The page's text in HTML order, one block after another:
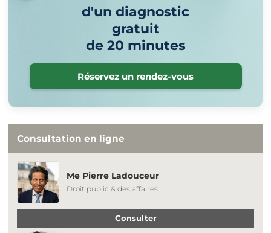
d'un diagnostic
gratuit
de 20 minutes
Réservez un rendez-vous
Consultation en ligne
Me Pierre Ladouceur
Droit public & des affaires
Consulter